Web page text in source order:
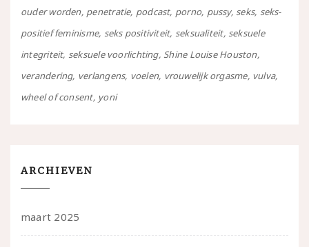
ouder worden penetratie podcast porno pussy seks seks-
positief feminisme seks positiviteit seksualiteit seksuele
integriteit seksuele voorlichting Shine Louise Houston
verandering verlangens voelen vrouwelijk orgasme vulva
wheel of consent yoni
ARCHIEVEN
maart 2025